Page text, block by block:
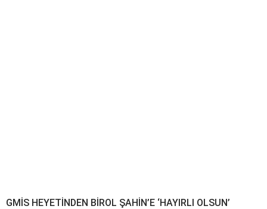
GMİS HEYETİNDEN BİROL ŞAHİN’E ‘HAYIRLI OLSUN’